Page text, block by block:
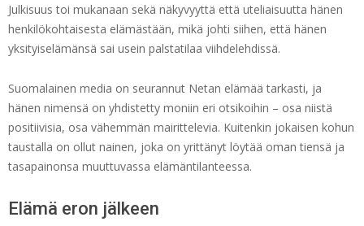
Julkisuus toi mukanaan sekä näkyvyyttä että uteliaisuutta hänen
henkilökohtaisesta elämästään, mikä johti siihen, että hänen
yksityiselämänsä sai usein palstatilaa viihdelehdissä.
Suomalainen media on seurannut Netan elämää tarkasti, ja
hänen nimensä on yhdistetty moniin eri otsikoihin – osa niistä
positiivisia, osa vähemmän mairittelevia. Kuitenkin jokaisen kohun
taustalla on ollut nainen, joka on yrittänyt löytää oman tiensä ja
tasapainonsa muuttuvassa elämäntilanteessa.
Elämä eron jälkeen